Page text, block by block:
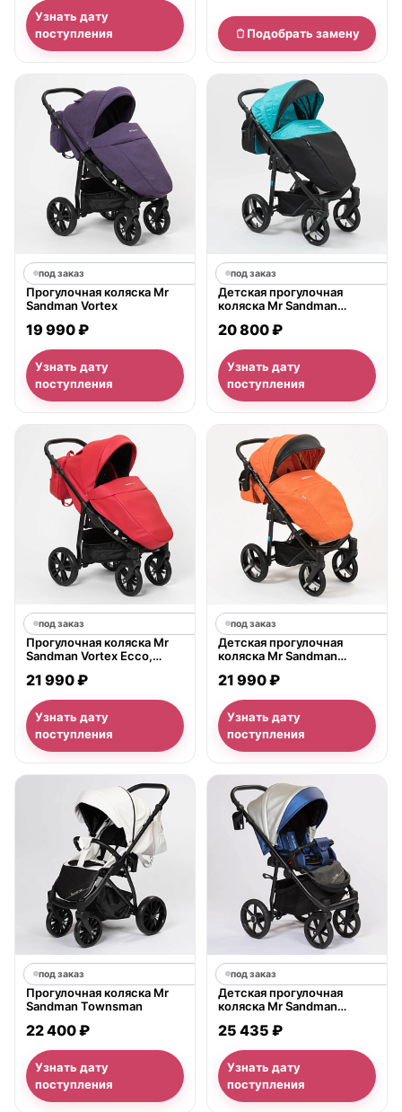
Узнать дату
поступления
Подобрать замену
под заказ
Прогулочная коляска Mr
Sandman Vortex
19 990 ₽
Узнать дату
поступления
под заказ
Детская прогулочная
коляска Mr Sandman
20 800 ₽
Узнать дату
поступления
под заказ
Прогулочная коляска Mr
Sandman Vortex Ecco,
21 990 ₽
Узнать дату
поступления
под заказ
Детская прогулочная
коляска Mr Sandman
21 990 ₽
Узнать дату
поступления
под заказ
Прогулочная коляска Mr
Sandman Townsman
22 400 ₽
Узнать дату
поступления
под заказ
Детская прогулочная
коляска Mr Sandman
25 435 ₽
Узнать дату
поступления